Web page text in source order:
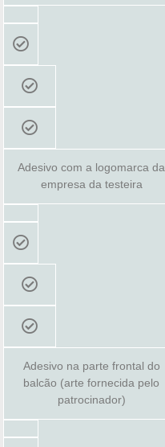
Adesivo com a logomarca da
empresa da testeira
Adesivo na parte frontal do
balcão (arte fornecida pelo
patrocinador)